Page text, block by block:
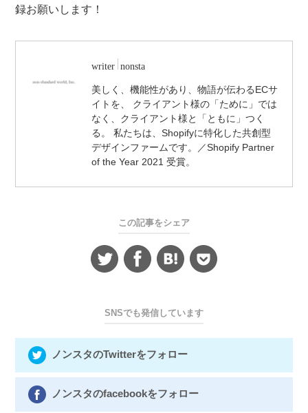
録お願いします！
writer nonsta
美しく、機能性があり、物語が伝わるECサ
イトを、 クライアント様の「ために」では
なく、クライアント様と「ともに」つく
る。 私たちは、Shopifyに特化した共創型
デザインファームです。／Shopify Partner
of the Year 2021 受賞。
この記事をシェア
SNSでも発信しています
ノンスタのTwitterをフォロー
ノンスタのfacebookをフォロー